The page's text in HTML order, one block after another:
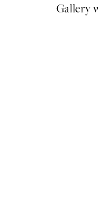
Gallery